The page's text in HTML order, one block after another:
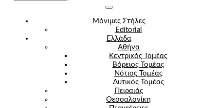
Μόνιμες Στήλες
Editorial
Ελλάδα
Αθήνα
Κεντρικός Τομέας
Βόρειος Τομέας
Νότιος Τομέας
Δυτικός Τομέας
Πειραιάς
Θεσσαλονίκη